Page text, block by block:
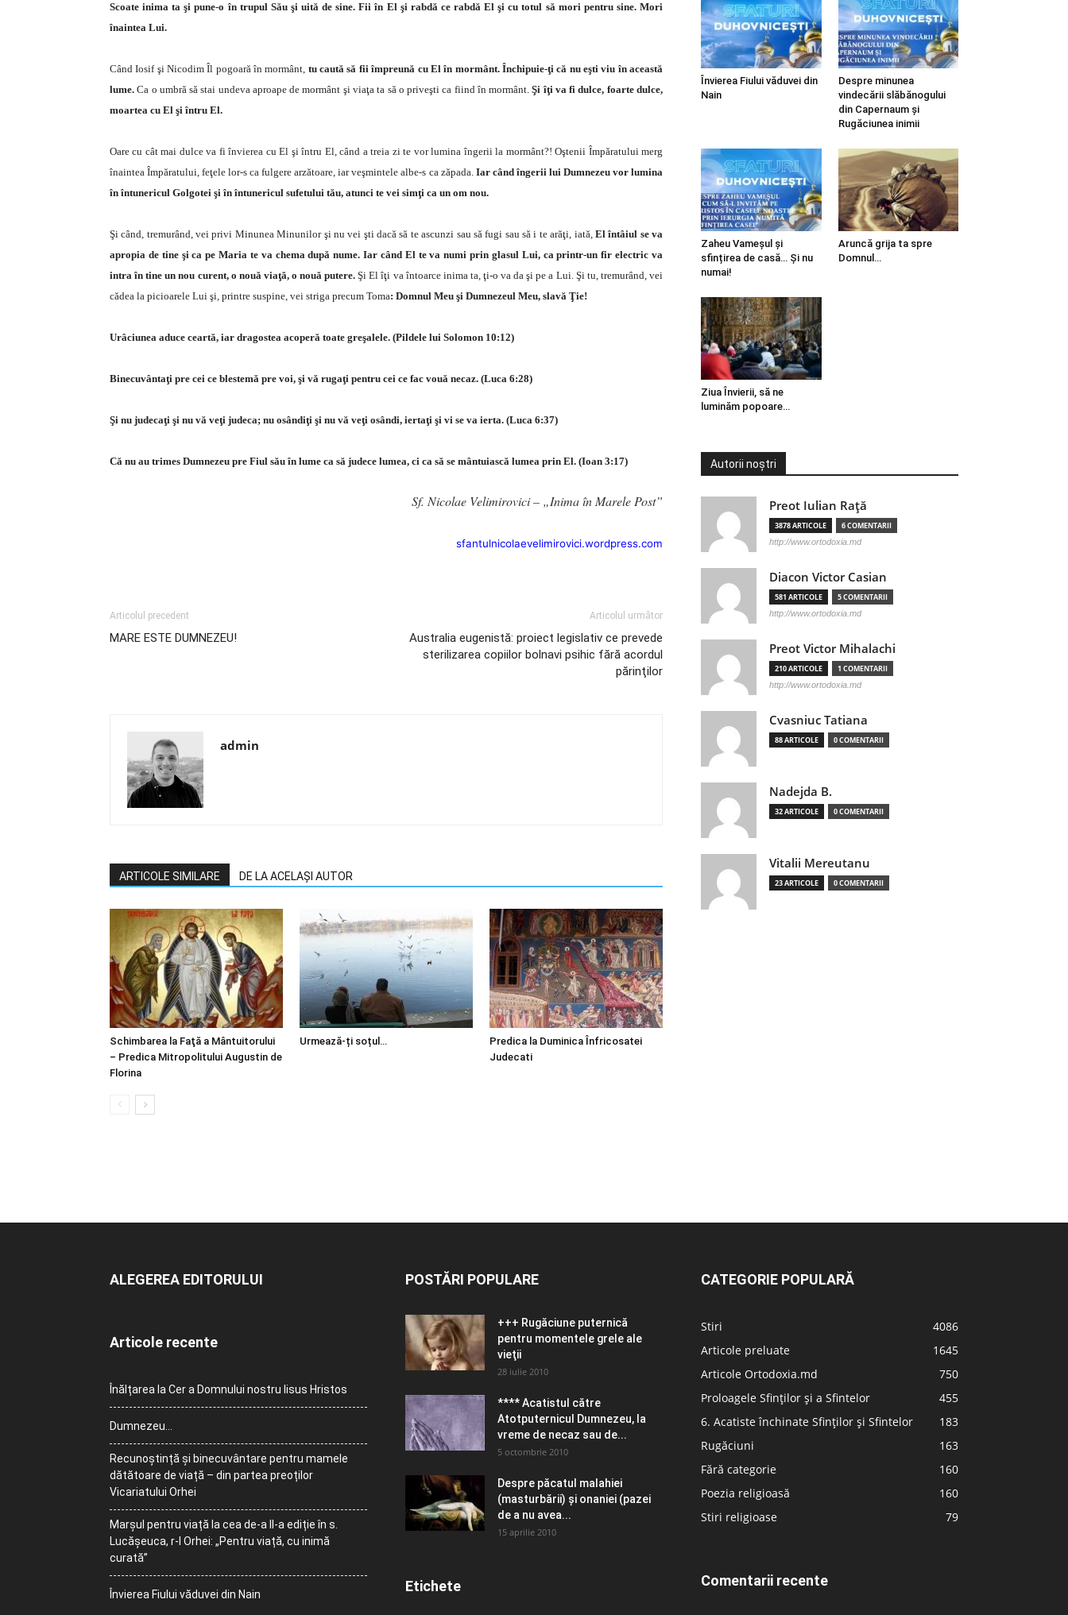
Scoate inima ta şi pune-o în trupul Său şi uită de sine. Fii în El şi rabdă ce rabdă El şi cu totul să mori pentru sine. Mori
înaintea Lui.
Când Iosif şi Nicodim Îl pogoară în mormânt, tu caută să fii împreună cu El în mormânt. Închipuie-ţi că nu eşti viu în această
lume.Ca o umbră să stai undeva aproape de mormânt şi viaţa ta să o priveşti ca fiind în mormânt.Şi îţi va fi dulce, foarte dulce,
moartea cu El şi întru El.
Oare cu cât mai dulce va fi învierea cu El şi întru El, când a treia zi te vor lumina îngerii la mormânt?! Oştenii Împăratului merg
înaintea Împăratului, feţele lor-s ca fulgere arzătoare, iar veşmintele albe-s ca zăpada. Iar când îngerii lui Dumnezeu vor lumina
în întunericul Golgotei şi în întunericul sufetului tău, atunci te vei simţi ca un om nou.
Şi când, tremurând, vei privi Minunea Minunilor şi nu vei şti dacă să te ascunzi sau să fugi sau să i te arăţi, iată, El întâiul se va
apropia de tine şi ca pe Maria te va chema după nume. Iar când El te va numi prin glasul Lui, ca printr-un fir electric va
intra în tine un nou curent, o nouă viaţă, o nouă putere. Şi El îţi va întoarce inima ta, ţi-o va da şi pe a Lui. Şi tu, tremurând, vei
cădea la picioarele Lui şi, printre suspine, vei striga precum Toma: Domnul Meu şi Dumnezeul Meu, slavă Ţie!
Urâciunea aduce ceartă, iar dragostea acoperă toate greşalele. (Pildele lui Solomon 10:12)
Binecuvântaţi pre cei ce blestemă pre voi, şi vă rugaţi pentru cei ce fac vouă necaz. (Luca 6:28)
Şi nu judecaţi şi nu vă veţi judeca; nu osândiţi şi nu vă veţi osândi, iertaţi şi vi se va ierta. (Luca 6:37)
Că nu au trimes Dumnezeu pre Fiul său în lume ca să judece lumea, ci ca să se mântuiască lumea prin El. (Ioan 3:17)
Sf. Nicolae Velimirovici – „Inima în Marele Post”
sfantulnicolaevelimirovici.wordpress.com
Articolul precedent
MARE ESTE DUMNEZEU!
Articolul următor
Australia eugenistă: proiect legislativ ce prevede
sterilizarea copiilor bolnavi psihic fără acordul
părinţilor
admin
ARTICOLE SIMILARE DE LA ACELAȘI AUTOR
Schimbarea la Faţă a Mântuitorului
– Predica Mitropolitului Augustin de
Florina
Urmează-ți soțul…
Predica la Duminica Înfricosatei
Judecati
Învierea Fiului văduvei din
Nain
Despre minunea
vindecării slăbănogului
din Capernaum și
Rugăciunea inimii
Zaheu Vameșul și
sfințirea de casă… Și nu
numai!
Aruncă grija ta spre
Domnul…
Ziua Învierii, să ne
luminăm popoare…
Autorii noștri
Preot Iulian Raţă
3878 ARTICOLE 6 COMENTARII
http://www.ortodoxia.md
Diacon Victor Casian
581 ARTICOLE 5 COMENTARII
http://www.ortodoxia.md
Preot Victor Mihalachi
210 ARTICOLE 1 COMENTARII
http://www.ortodoxia.md
Cvasniuc Tatiana
88 ARTICOLE 0 COMENTARII
Nadejda B.
32 ARTICOLE 0 COMENTARII
Vitalii Mereutanu
23 ARTICOLE 0 COMENTARII
ALEGEREA EDITORULUI
Articole recente
Înălțarea la Cer a Domnului nostru Iisus Hristos
Dumnezeu…
Recunoștință și binecuvântare pentru mamele
dătătoare de viață – din partea preoților
Vicariatului Orhei
Marșul pentru viață la cea de-a II-a ediție în s.
Lucășeuca, r-l Orhei: „Pentru viață, cu inimă
curată”
Învierea Fiului văduvei din Nain
POSTĂRI POPULARE
+++ Rugăciune puternică
pentru momentele grele ale
vieţii
28 iulie 2010
**** Acatistul către
Atotputernicul Dumnezeu, la
vreme de necaz sau de...
5 octombrie 2010
Despre păcatul malahiei
(masturbării) şi onaniei (pazei
de a nu avea...
15 aprilie 2010
Etichete
CATEGORIE POPULARĂ
Stiri
4086
Articole preluate
1645
Articole Ortodoxia.md
750
Proloagele Sfinților și a Sfintelor
455
6. Acatiste închinate Sfinților și Sfintelor
183
Rugăciuni
163
Fără categorie
160
Poezia religioasă
160
Stiri religioase
79
Comentarii recente